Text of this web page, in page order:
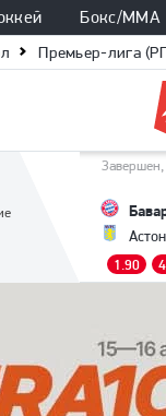
Бокс/ММА
Премьер-лига
1.90